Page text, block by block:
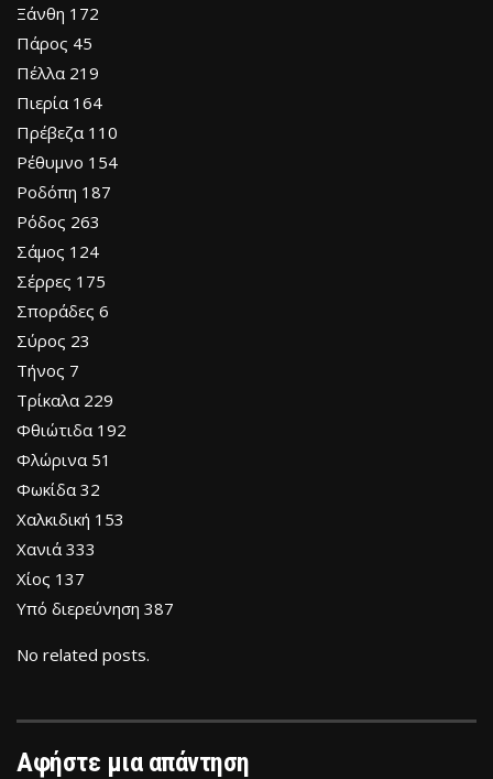
Ξάνθη 172
Πάρος 45
Πέλλα 219
Πιερία 164
Πρέβεζα 110
Ρέθυμνο 154
Ροδόπη 187
Ρόδος 263
Σάμος 124
Σέρρες 175
Σποράδες 6
Σύρος 23
Τήνος 7
Τρίκαλα 229
Φθιώτιδα 192
Φλώρινα 51
Φωκίδα 32
Χαλκιδική 153
Χανιά 333
Χίος 137
Υπό διερεύνηση 387
No related posts.
Αφήστε μια απάντηση